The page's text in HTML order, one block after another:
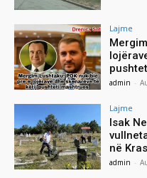
Lajme
admin -
Lajme
Isak
në
admin -